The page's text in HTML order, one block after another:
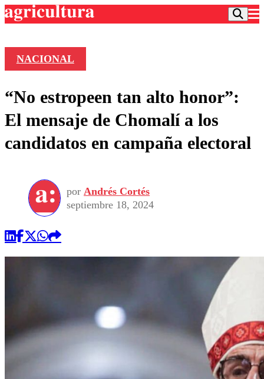
Frecuencias
Agricultura TV
Deportes
Colo Colo
Seleccion Chilena
Torneo Internacional
Universidad de Chile
Entretención
Economía
Internacional
Sustentabilidad
Publicaciones en medios
Opinión
NACIONAL
“No estropeen tan alto honor”:
El mensaje de Chomalí a los
candidatos en campaña electoral
por Andrés Cortés
septiembre 18, 2024